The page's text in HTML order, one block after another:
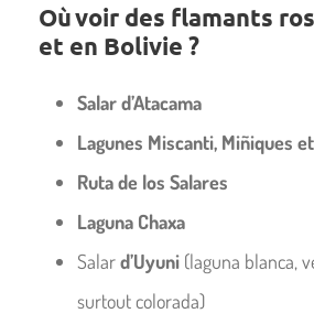
Où voir des flamants
et en Bolivie ?
Salar d’Atacama
Lagunes Miscanti, Miñiques
Ruta de los Salares
Laguna Chaxa
Salard’Uyuni (laguna blanca,
surtout colorada)